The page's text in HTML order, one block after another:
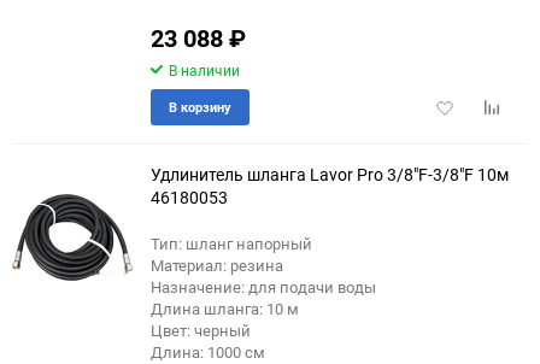
23 088₽
В наличии
Добавить
В корзину
Удлинитель шланга Lavor Pro 3/8"F-3/8"F 10м
46180053
Тип: шланг напорный
Материал: резина
Назначение: для подачи воды
Длина шланга: 10 м
Цвет: черный
Длина: 1000 см